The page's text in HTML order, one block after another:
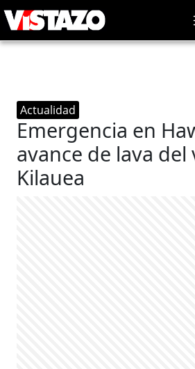
Actualidad
Emergencia en
avance de lava del
Kilauea